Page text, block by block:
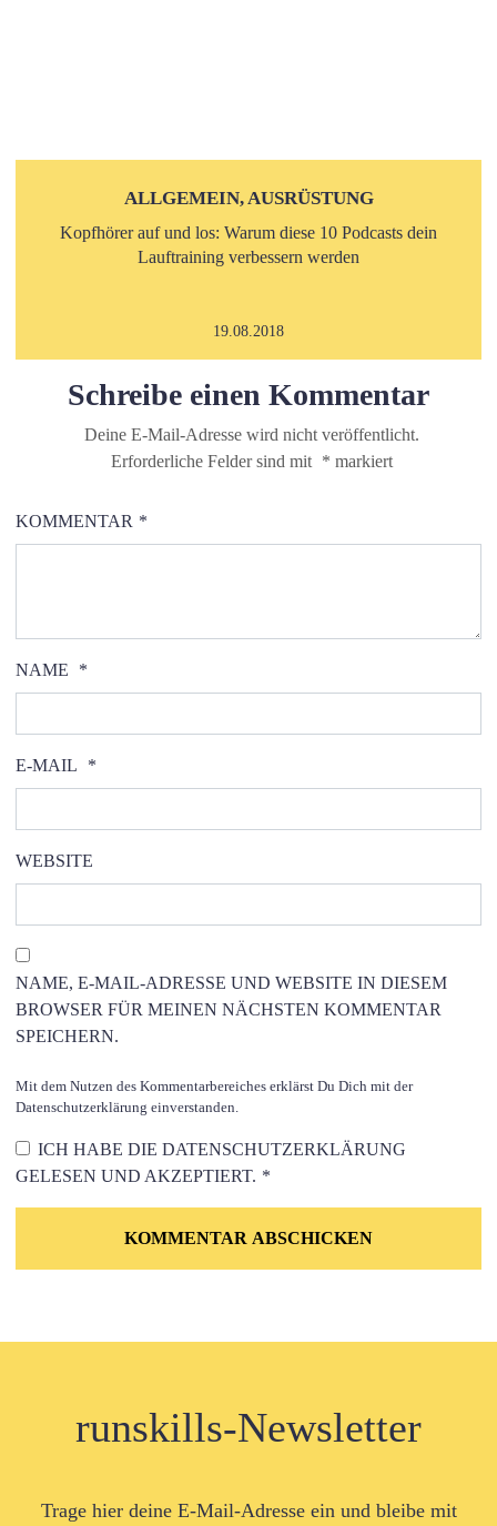
ALLGEMEIN, AUSRÜSTUNG
Kopfhörer auf und los: Warum diese 10 Podcasts dein
Lauftraining verbessern werden
19.08.2018
Schreibe einen Kommentar
Deine E-Mail-Adresse wird nicht veröffentlicht.
Erforderliche Felder sind mit * markiert
KOMMENTAR *
NAME *
E-MAIL *
WEBSITE
NAME, E-MAIL-ADRESSE UND WEBSITE IN DIESEM
BROWSER FÜR MEINEN NÄCHSTEN KOMMENTAR
SPEICHERN.
Mit dem Nutzen des Kommentarbereiches erklärst Du Dich mit der
Datenschutzerklärung einverstanden.
ICH HABE DIE DATENSCHUTZERKLÄRUNG
GELESEN UND AKZEPTIERT. *
runskills-Newsletter
Trage hier deine E-Mail-Adresse ein und bleibe mit